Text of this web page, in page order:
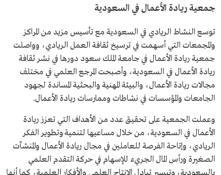
جمعية ريادة الأعمال في السعودية
توسع النشاط الريادي في السعودية مع تأسيس مزيد من المراكز
والمجمعات التي أسهمت في ترسيخ ثقافة العمل الريادي، وواصلت
جمعية ريادة الأعمال في جامعة الملك سعود دورها في نشر ثقافة
ريادة الأعمال في السعودية، وأصبحت المرجع العلمي في مختلف
مجالات ريادة الأعمال، والبيئة المهنية والبحثية المساندة لجهود
الجامعات والمؤسسات في نشاطات وممارسات ريادة الأعمال.
وعملت الجمعية على تحقيق عدد من الأهداف التي تعزز ريادة
الأعمال في السعودية، من خلال مساعيها لتنمية وتطوير الفكر
الريادي، وإتاحة الفرصة للعاملين في مجال ريادة الأعمال والمنشآت
الصغيرة ورأس المال الجريء للإسهام في حركة التقدم العلمي
بالسعودية، وتيسير تبادل الإنتاج العلمي والأفكار العلمية، كما أنها